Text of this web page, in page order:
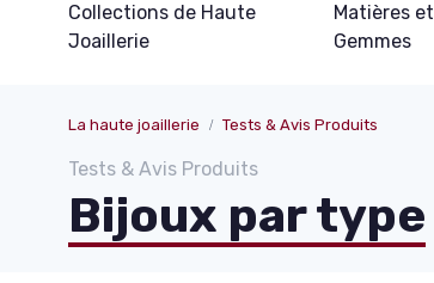
Collections de Haute
Joaillerie
Matières et
Gemmes
La haute joaillerie Tests & Avis Produits
Tests & Avis Produits
Bijoux par type